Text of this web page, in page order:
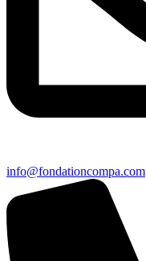
info@fondationcompa.com